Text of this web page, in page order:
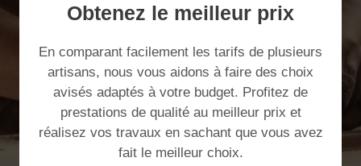
Obtenez le meilleur prix
En comparant facilement les tarifs de plusieurs
artisans, nous vous aidons à faire des choix
avisés adaptés à votre budget. Profitez de
prestations de qualité au meilleur prix et
réalisez vos travaux en sachant que vous avez
fait le meilleur choix.